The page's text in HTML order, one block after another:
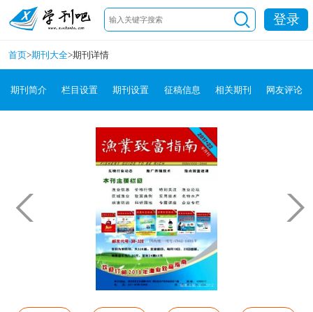
登录
首页>期刊大全>期刊详情
期刊简介 栏目设置 期刊设置 征稿信息 相关期刊 网友评论